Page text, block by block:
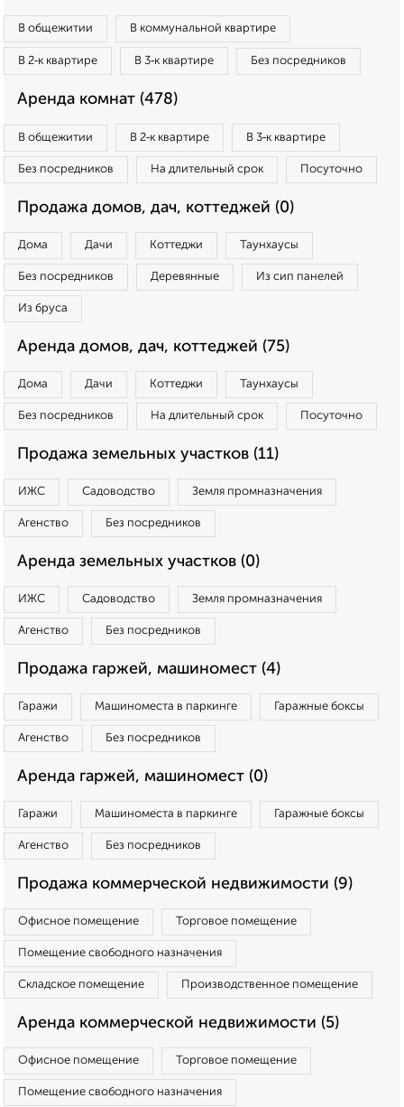
В общежитии В коммунальной квартире
В 2‑к квартире В 3‑к квартире Без посредников
Аренда комнат (478)
В общежитии В 2‑к квартире В 3‑к квартире
Без посредников На длительный срок Посуточно
Продажа домов, дач, коттеджей (0)
Дома Дачи Коттеджи Таунхаусы
Без посредников Деревянные Из сип панелей
Из бруса
Аренда домов, дач, коттеджей (75)
Дома Дачи Коттеджи Таунхаусы
Без посредников На длительный срок Посуточно
Продажа земельных участков (11)
ИЖС Садоводство Земля промназначения
Агенство Без посредников
Аренда земельных участков (0)
ИЖС Садоводство Земля промназначения
Агенство Без посредников
Продажа гаржей, машиномест (4)
Гаражи Машиноместа в паркинге Гаражные боксы
Агенство Без посредников
Аренда гаржей, машиномест (0)
Гаражи Машиноместа в паркинге Гаражные боксы
Агенство Без посредников
Продажа коммерческой недвижимости (9)
Офисное помещение Торговое помещение
Помещение свободного назначения
Складское помещение Производственное помещение
Аренда коммерческой недвижимости (5)
Офисное помещение Торговое помещение
Помещение свободного назначения